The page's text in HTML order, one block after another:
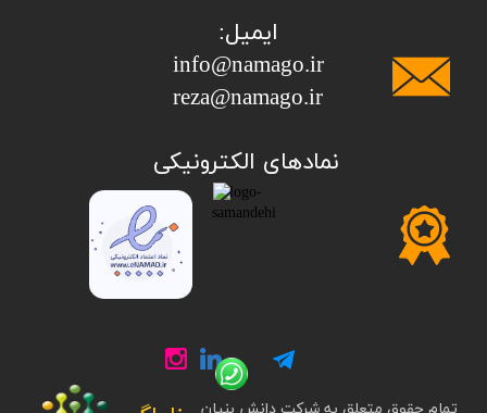
ایمیل:
info@namago.ir
​​​​​​​reza@namago.ir
​نمادهای الکترونیکی